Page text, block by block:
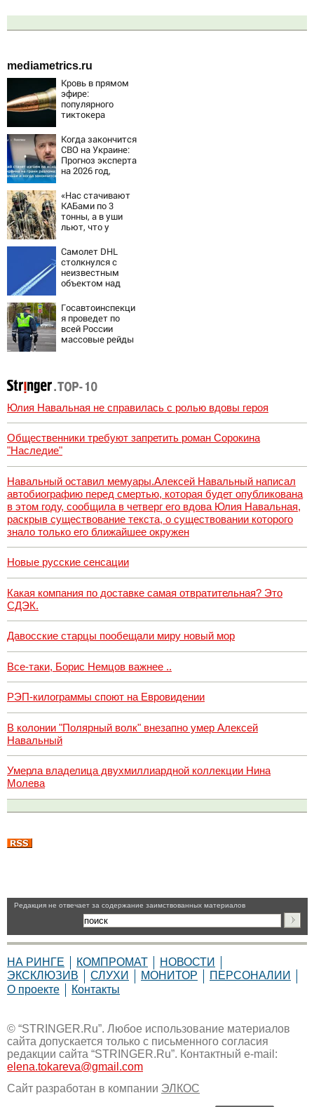
mediametrics.ru
Кровь в прямом
эфире:
популярного
тиктокера
ресторана
Когда закончится
СВО на Украине:
Прогноз эксперта
на 2026 год,
новости о боевых
действиях
«Нас стачивают
КАБами по 3
тонны, а в уши
льют, что у
резервов»
Самолет DHL
столкнулся с
неизвестным
объектом над
Новости на
Вести.ru
Госавтоинспекци
я проведет по
всей России
массовые рейды
Юлия Навальная не справилась с ролью вдовы героя
Общественники требуют запретить роман Сорокина
"Наследие"
Навальный оставил мемуары.Алексей Навальный написал
автобиографию перед смертью, которая будет опубликована
в этом году, сообщила в четверг его вдова Юлия Навальная,
раскрыв существование текста, о существовании которого
знало только его ближайшее окружен
Новые русские сенсации
Какая компания по доставке самая отвратительная? Это
СДЭК.
Давосские старцы пообещали миру новый мор
Все-таки, Борис Немцов важнее ..
РЭП-килограммы споют на Евровидении
В колонии "Полярный волк" внезапно умер Алексей
Навальный
Умерла владелица двухмиллиардной коллекции Нина
Молева
Pедакция не отвечает за содержание заимствованных материалов
НА РИНГЕ КОМПРОМАТ
НОВОСТИ
ЭКСКЛЮЗИВ
СЛУХИ МОНИТОР
ПЕРСОНАЛИИ
О проекте
Контакты
© “STRINGER.Ru”. Любое использование материалов
сайта допускается только с письменного согласия
редакции сайта “STRINGER.Ru”. Контактный e-mail:
elena.tokareva@gmail.com
Сайт разработан в компании ЭЛКОС